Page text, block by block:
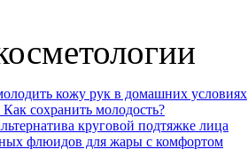
кожу рук в домашних условиях
сохранить молодость?
круговой подтяжке лица
флюидов для жары с комфортом